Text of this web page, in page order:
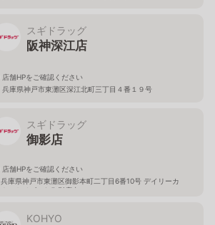
スギドラッグ
阪神深江店
店舗HPをご確認ください
兵庫県神戸市東灘区深江北町三丁目４番１９号
スギドラッグ
御影店
店舗HPをご確認ください
兵庫県神戸市東灘区御影本町二丁目6番10号 デイリーカ
ナートイズミヤ御影店内
KOHYO